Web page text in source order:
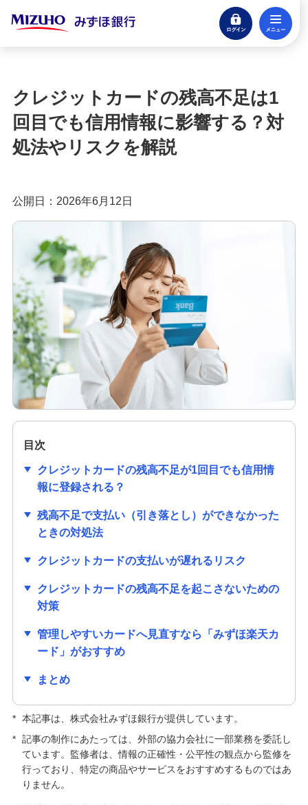
ログイン
閉じる
みずほ楽天カード（クレジットカード）
クレジットカードとは？種類やメリット・注意
点、審査の流れを分かりやすく解説
クレジットカードのポイント還元率とは？選び方
や効率良く貯めるコツを紹介
クレジットカードの年会費は？無料・有料のメリ
ットや選び方を分かりやすく解説
クレジットカードの作り方は？必要なものや初め
ての1枚を選ぶ際のポイントも解説
クレジットカードのセキュリティコードとは？役
割や確認方法、不正利用対策を解説
作り方、利用限度額についても解説
クレジットカードの審査項目は？時間や必要書
類、落ちる理由を解説
クレジットカードの番号にはどのような意味があ
クレジットカードの有効期限はどのくらい？更新
時の手続きも分かりやすく紹介
クレジットカードの種類はどう選ぶ？主な種類や
自分に合う1枚の選び方を紹介
クレジットカードの手数料が発生するのはどんな
キャッシュカードとクレジットカードの違いは？
役割や使い分ける方法も解説
クレジットカードの解約前に確認すること・手続
クレジットカードの残高不足は1
回目でも信用情報に影響する？対
処法やリスクを解説
公開日：2026年6月12日
目次
クレジットカードの残高不足が1回目でも信用情
報に登録される？
残高不足で支払い（引き落とし）ができなかった
ときの対処法
クレジットカードの支払いが遅れるリスク
クレジットカードの残高不足を起こさないための
対策
管理しやすいカードへ見直すなら「みずほ楽天カ
ード」がおすすめ
まとめ
* 本記事は、株式会社みずほ銀行が提供しています。
* 記事の制作にあたっては、外部の協力会社に一部業務を委託し
ています。監修者は、情報の正確性・公平性の観点から監修を
行っており、特定の商品やサービスをおすすめするものではあ
りません。